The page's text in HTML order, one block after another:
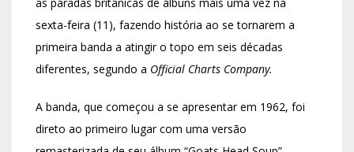
as paradas britânicas de álbuns mais uma vez na
sexta-feira (11), fazendo história ao se tornarem a
primeira banda a atingir o topo em seis décadas
diferentes, segundo a Official Charts Company.
A banda, que começou a se apresentar em 1962, foi
direto ao primeiro lugar com uma versão